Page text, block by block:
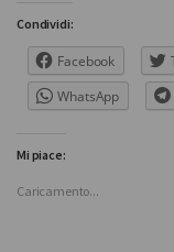
Condividi:
Facebook
WhatsApp
Mi piace:
Caricamento...